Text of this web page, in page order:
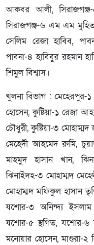
আকবর আলী,
সিরাজগঞ্জ-৬ এম এম
সেলিম রেজা হাবিব,
পাবনা-৪ হাবিবুর রহমান
শিমুল বিশ্বাস।
খুলনা বিভাগ :
হোসেন, কুষ্টিয়া-১ রেজা
চৌধুরী, কুষ্টিয়া-৩
মেহেদী আহমেদ রুমি,
মাহমুদ হাসান খান,
ঝিনাইদহ-৩ মোহাম্মদ
মোহাম্মদ মফিকুল হাসান
যশোর-৩ অনিন্দ্য
যশোর-৫ স্থগিত, যশোর-৬
মনোয়ার হোসেন, মাগুরা-২